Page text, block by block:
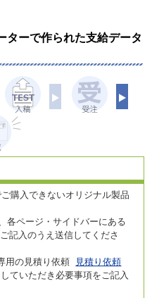
ターで作られた支給データ
購入できないオリジナル製品
各ページ・サイドバーにある
記入のうえ送信してくださ
用の見積り依頼
見積り依頼
ていただき必要事項をご記入